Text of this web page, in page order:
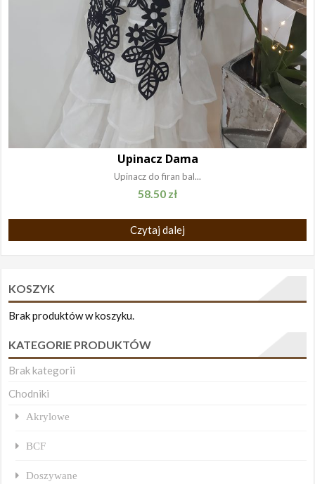
Upinacz Dama
Upinacz do firan bal...
58.50 zł
Czytaj dalej
KOSZYK
Brak produktów w koszyku.
KATEGORIE PRODUKTÓW
Brak kategorii
Chodniki
Akrylowe
BCF
Doszywane